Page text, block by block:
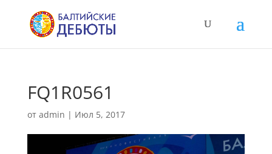
FQ1R0561
от admin | Июл 5, 2017